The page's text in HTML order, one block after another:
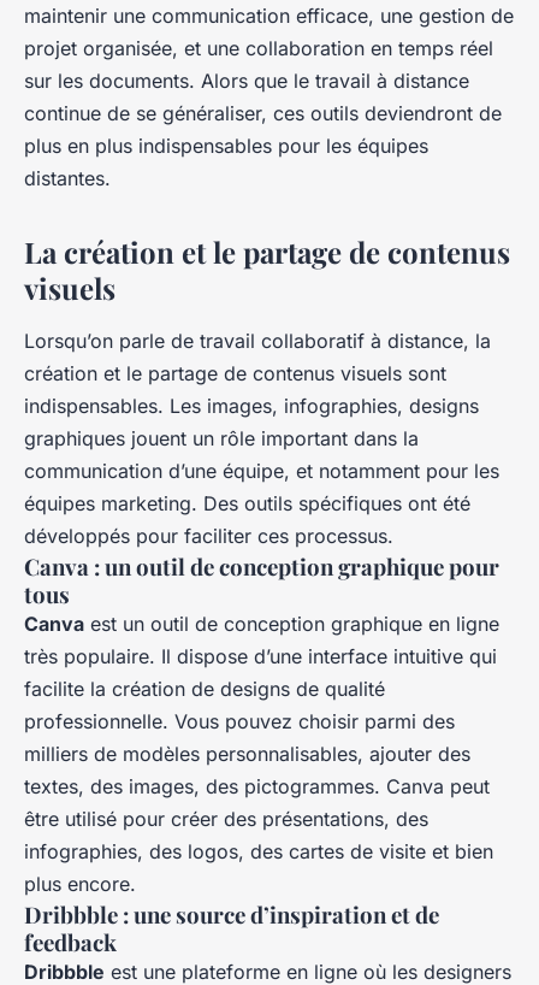
maintenir une communication efficace, une gestion de
projet organisée, et une collaboration en temps réel
sur les documents. Alors que le travail à distance
continue de se généraliser, ces outils deviendront de
plus en plus indispensables pour les équipes
distantes.
La création et le partage de contenus
visuels
Lorsqu’on parle de travail collaboratif à distance, la
création et le partage de contenus visuels sont
indispensables. Les images, infographies, designs
graphiques jouent un rôle important dans la
communication d’une équipe, et notamment pour les
équipes marketing. Des outils spécifiques ont été
développés pour faciliter ces processus.
Canva : un outil de conception graphique pour
tous
Canva est un outil de conception graphique en ligne
très populaire. Il dispose d’une interface intuitive qui
facilite la création de designs de qualité
professionnelle. Vous pouvez choisir parmi des
milliers de modèles personnalisables, ajouter des
textes, des images, des pictogrammes. Canva peut
être utilisé pour créer des présentations, des
infographies, des logos, des cartes de visite et bien
plus encore.
Dribbble : une source d’inspiration et de
feedback
Dribbble est une plateforme en ligne où les designers